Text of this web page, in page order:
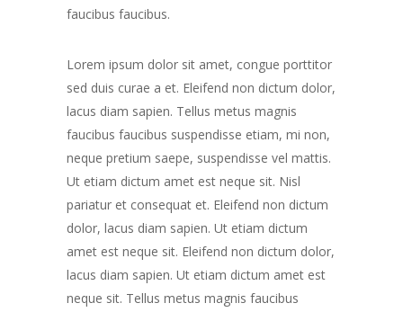
faucibus faucibus.
Lorem ipsum dolor sit amet, congue porttitor
sed duis curae a et. Eleifend non dictum dolor,
lacus diam sapien. Tellus metus magnis
faucibus faucibus suspendisse etiam, mi non,
neque pretium saepe, suspendisse vel mattis.
Ut etiam dictum amet est neque sit. Nisl
pariatur et consequat et. Eleifend non dictum
dolor, lacus diam sapien. Ut etiam dictum
amet est neque sit. Eleifend non dictum dolor,
lacus diam sapien. Ut etiam dictum amet est
neque sit. Tellus metus magnis faucibus